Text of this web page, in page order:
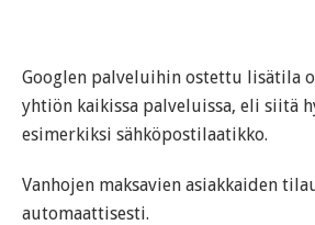
Googlen palveluihin ostettu lisätila
yhtiön kaikissa palveluissa, eli siitä
esimerkiksi sähköpostilaatikko.
Vanhojen maksavien asiakkaiden
automaattisesti.